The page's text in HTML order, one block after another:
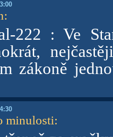
:
222 : Ve
zákoně
minulosti: